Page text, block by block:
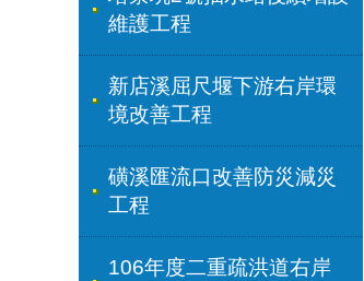
維護工程
新店溪屈尺堰下游右岸環
境改善工程
磺溪匯流口改善防災減災
工程
106年度二重疏洪道右岸